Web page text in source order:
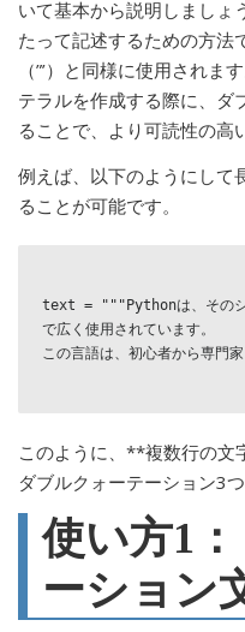
いて基本から説明しましょ
たって記述するための方法
（”’）と同様に使用され
テラルを作成する際に、ダ
ることで、より可読性の高
例えば、以下のようにして
ることが可能です。
text = """Pythonは、そのシ
で広く使用されています。
この言語は、初心者から専門
このように、**複数行の文
ダブルクォーテーション3
使い方1
ーション